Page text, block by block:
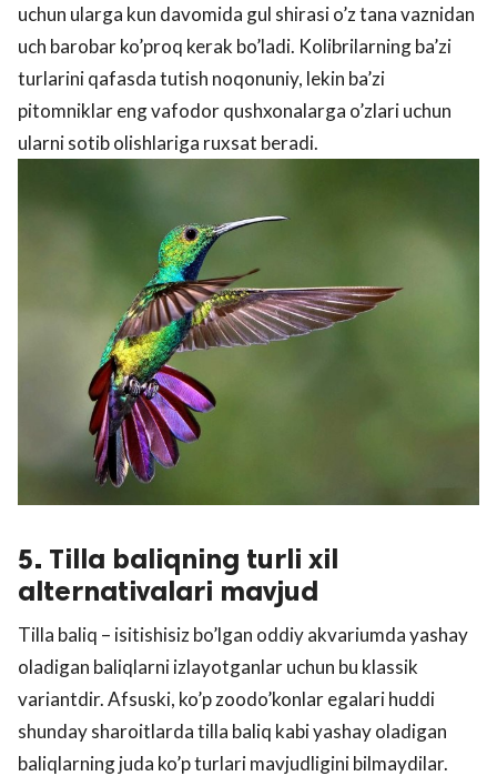
uchun ularga kun davomida gul shirasi o’z tana vaznidan
uch barobar ko’proq kerak bo’ladi. Kolibrilarning ba’zi
turlarini qafasda tutish noqonuniy, lekin ba’zi
pitomniklar eng vafodor qushxonalarga o’zlari uchun
ularni sotib olishlariga ruxsat beradi.
5. Tilla baliqning turli xil
alternativalari mavjud
Tilla baliq – isitishisiz bo’lgan oddiy akvariumda yashay
oladigan baliqlarni izlayotganlar uchun bu klassik
variantdir. Afsuski, ko’p zoodo’konlar egalari huddi
shunday sharoitlarda tilla baliq kabi yashay oladigan
baliqlarning juda ko’p turlari mavjudligini bilmaydilar.